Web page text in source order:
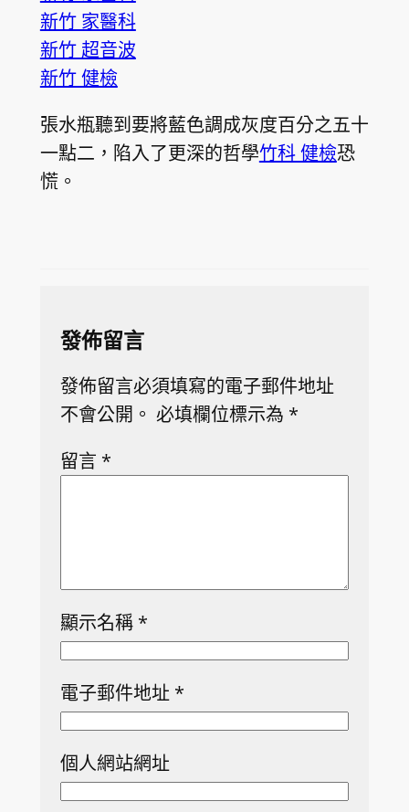
新竹 家醫科
新竹 超音波
新竹 健檢
張水瓶聽到要將藍色調成灰度百分之五十
一點二，陷入了更深的哲學竹科 健檢恐
慌。
發佈留言
發佈留言必須填寫的電子郵件地址
不會公開。 必填欄位標示為 *
留言 *
顯示名稱 *
電子郵件地址 *
個人網站網址